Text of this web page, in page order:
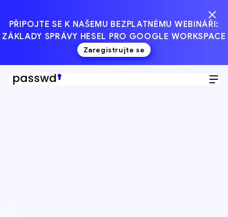
PŘIPOJTE SE K NAŠEMU BEZPLATNÉMU WEBINÁŘI:
ZÁKLADY SPRÁVY HESEL PRO GOOGLE WORKSPACE
Zaregistrujte se